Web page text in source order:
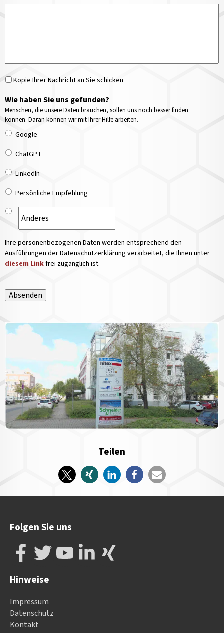
Kopie Ihrer Nachricht an Sie schicken
Wie haben Sie uns gefunden?
Menschen, die unsere Daten brauchen, sollen uns noch besser finden
können. Daran können wir mit Ihrer Hilfe arbeiten.
Google
ChatGPT
LinkedIn
Persönliche Empfehlung
Ihre personenbezogenen Daten werden entsprechend den
Ausführungen der Datenschutzerklärung verarbeitet, die Ihnen unter
diesem Linkfrei zugänglich ist.
Absenden
Teilen
Folgen Sie uns
Hinweise
Impressum
Datenschutz
Kontakt